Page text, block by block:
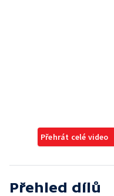
Přehrát celé video
Přehled dílů